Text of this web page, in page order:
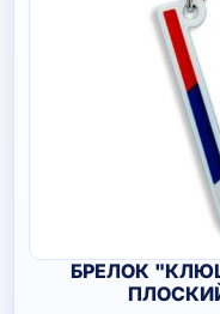
БРЕЛОК